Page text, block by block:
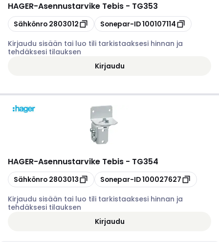
HAGER-Asennustarvike Tebis - TG353
Kopioi
Sähkönro 2803012 Kopioi
Sonepar-ID100107114
Kirjaudu sisään tai luo tili tarkistaaksesi hinnan ja
tehdäksesi tilauksen
Kirjaudu
HAGER-Asennustarvike Tebis - TG354
Kopioi
Sähkönro 2803013 Kopioi
Sonepar-ID100027627
Kirjaudu sisään tai luo tili tarkistaaksesi hinnan ja
tehdäksesi tilauksen
Kirjaudu